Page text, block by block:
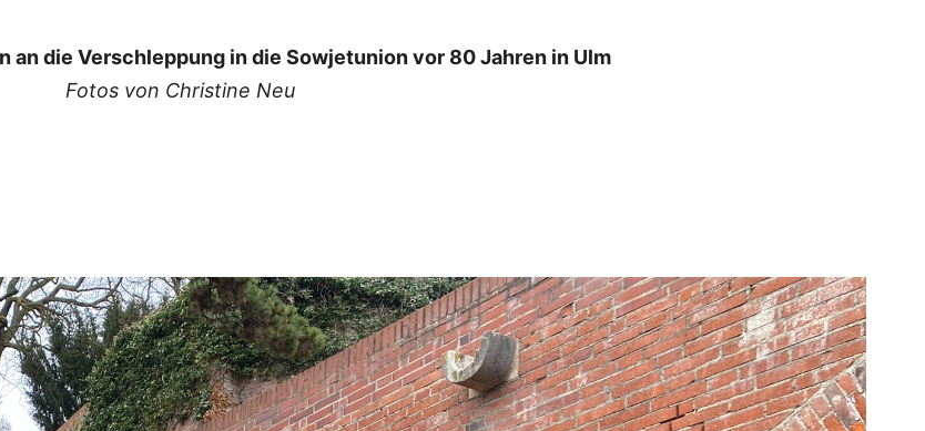
an die Verschleppung in die Sowjetunion vor 80 Jahren in Ulm
Fotos von Christine Neu